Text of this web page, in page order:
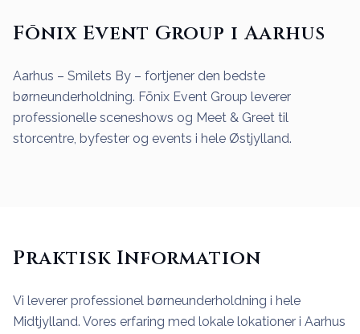
Fōnix Event Group i Aarhus
Aarhus – Smilets By – fortjener den bedste
børneunderholdning. Fōnix Event Group leverer
professionelle sceneshows og Meet & Greet til
storcentre, byfester og events i hele Østjylland.
Praktisk Information
Vi leverer professionel børneunderholdning i hele
Midtjylland. Vores erfaring med lokale lokationer i Aarhus